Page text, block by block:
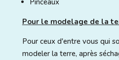
Pour le modelage de la
Pour ceux d'entre vous qui
modeler la terre, après